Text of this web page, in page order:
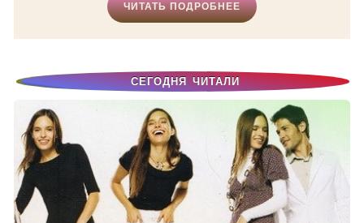
ЧИТАТЬ ПОДРОБНЕЕ
СЕГОДНЯ ЧИТАЛИ